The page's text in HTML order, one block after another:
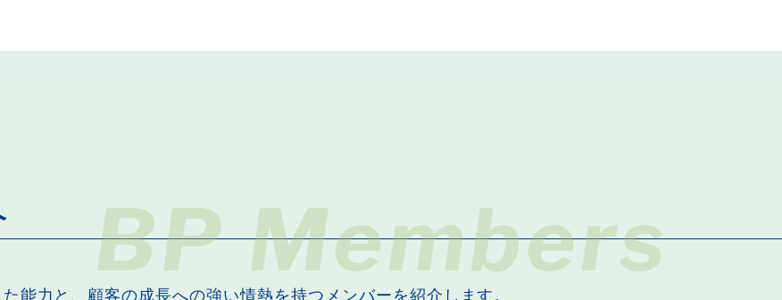
BP Members
能力と、顧客の成長への強い情熱を持つメンバーを紹介します。